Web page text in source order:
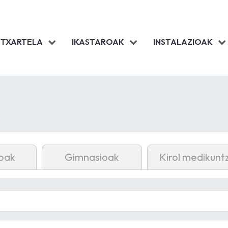
IKASTAROAK INSTALAZIOAK
Gimnasioak Kirol